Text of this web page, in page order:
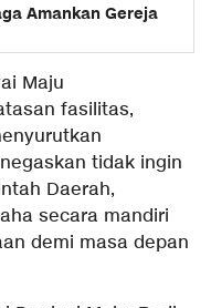
Amankan Gereja
Maju
fasilitas,
tidak ingin
Daerah,
secara mandiri
demi masa depan